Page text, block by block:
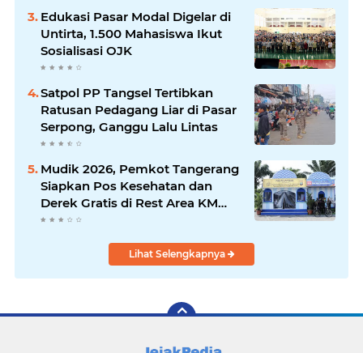
Edukasi Pasar Modal Digelar di
Untirta, 1.500 Mahasiswa Ikut
Sosialisasi OJK
Satpol PP Tangsel Tertibkan
Ratusan Pedagang Liar di Pasar
Serpong, Ganggu Lalu Lintas
Mudik 2026, Pemkot Tangerang
Siapkan Pos Kesehatan dan
Derek Gratis di Rest Area KM
13,5
Lihat Selengkapnya